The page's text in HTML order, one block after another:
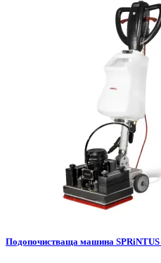
Подопочистваща машина